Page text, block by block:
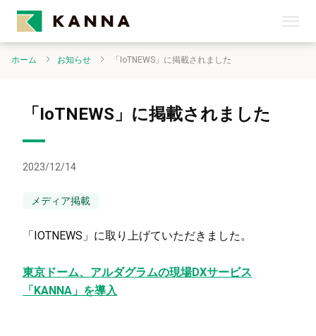
ホーム お知らせ 「IoTNEWS」に掲載されました
「IoTNEWS」に掲載されました
2023/12/14
メディア掲載
「IOTNEWS」に取り上げていただきました。
東京ドーム、アルダグラムの現場DXサービス
「KANNA」を導入